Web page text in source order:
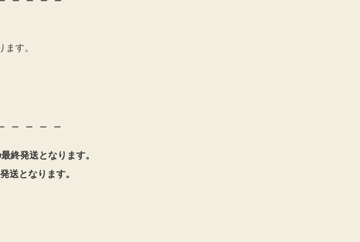
す。
－－－－
終発送となります。
送となります。